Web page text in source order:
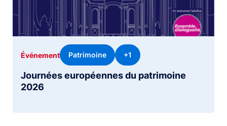
Journées européennes du patrimoine
2026
Événement Patrimoine +1